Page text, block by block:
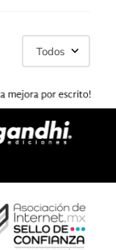
Todos